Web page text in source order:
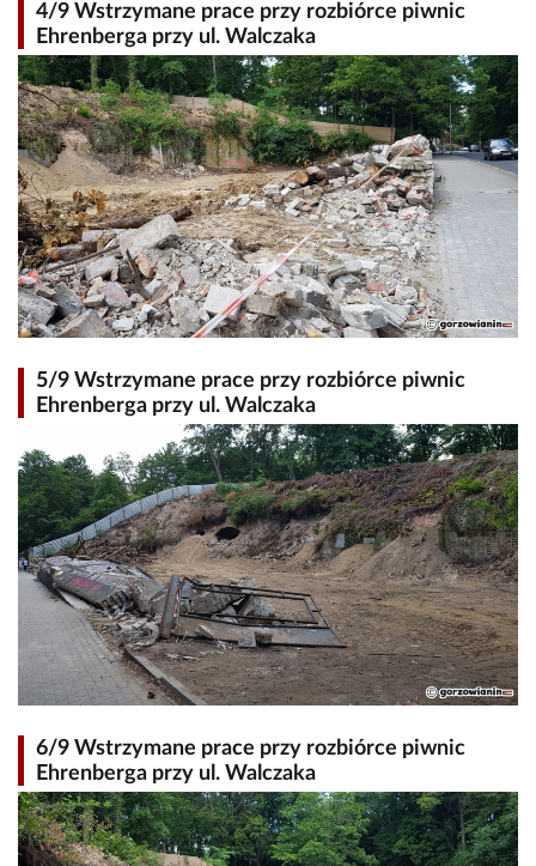
4/9 Wstrzymane prace przy rozbiórce piwnic
Ehrenberga przy ul. Walczaka
5/9 Wstrzymane prace przy rozbiórce piwnic
Ehrenberga przy ul. Walczaka
6/9 Wstrzymane prace przy rozbiórce piwnic
Ehrenberga przy ul. Walczaka